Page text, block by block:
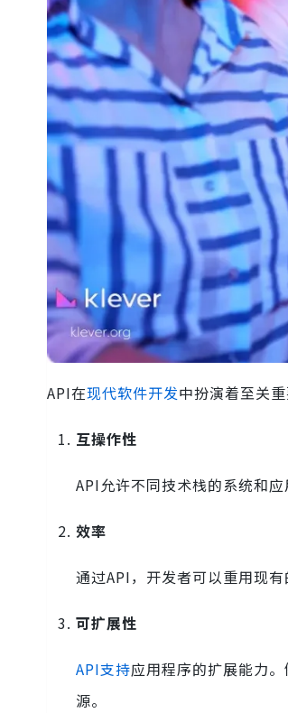
API在现代软件开发中扮演着至关
互操作性
API允许不同技术栈的系统和
效率
通过API，开发者可以重用现
可扩展性
API支持应用程序的扩展能力
源。